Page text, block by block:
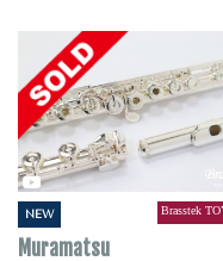
NEW Brasstek
Muramatsu